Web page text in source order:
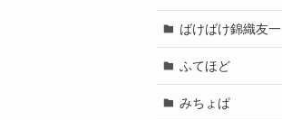
ばけばけ錦織友一
ふてほど
みちょぱ